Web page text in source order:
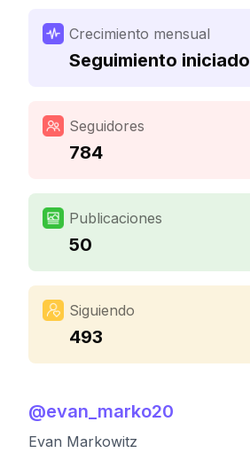
Crecimiento mensual
Seguimiento iniciado
Seguidores
784
Publicaciones
50
Siguiendo
493
@evan_marko20
Evan Markowitz